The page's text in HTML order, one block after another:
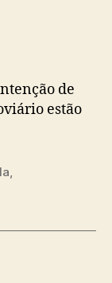
de
estão
,